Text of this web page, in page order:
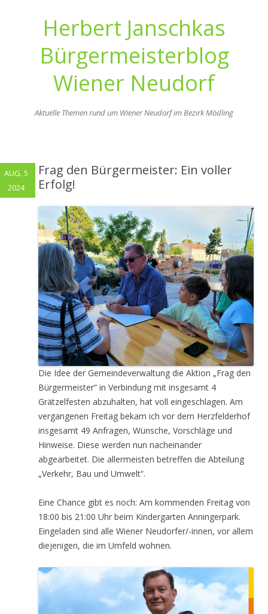
Herbert Janschkas
Bürgermeisterblog
Wiener Neudorf
Aktuelle Themen rund um Wiener Neudorf im Bezirk Mödling
Frag den Bürgermeister: Ein voller
Erfolg!
Die Idee der Gemeindeverwaltung die Aktion „Frag den
Bürgermeister“ in Verbindung mit insgesamt 4
Grätzelfesten abzuhalten, hat voll eingeschlagen. Am
vergangenen Freitag bekam ich vor dem Herzfelderhof
insgesamt 49 Anfragen, Wünsche, Vorschläge und
Hinweise. Diese werden nun nacheinander
abgearbeitet. Die allermeisten betreffen die Abteilung
„Verkehr, Bau und Umwelt“.
Eine Chance gibt es noch: Am kommenden Freitag von
18:00 bis 21:00 Uhr beim Kindergarten Anningerpark.
Eingeladen sind alle Wiener Neudorfer/-innen, vor allem
diejenigen, die im Umfeld wohnen.
AUG. 5
2024